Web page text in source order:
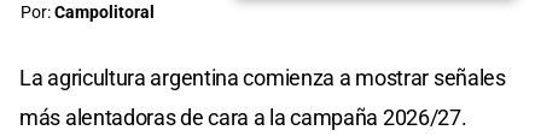
Por:Campolitoral
La agricultura argentina comienza a mostrar señales
más alentadoras de cara a la campaña 2026/27.